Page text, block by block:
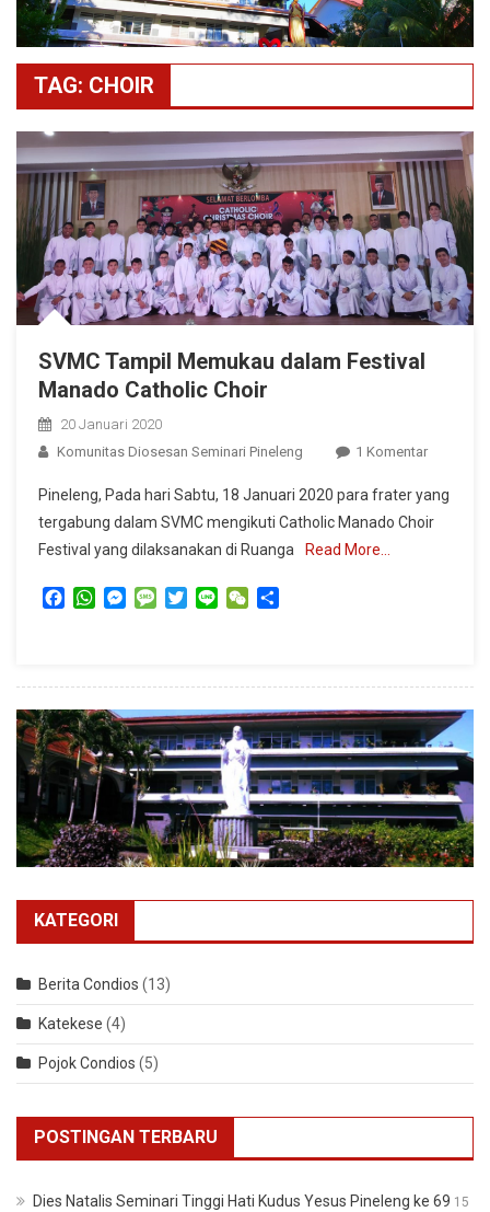
TAG: CHOIR
SVMC Tampil Memukau dalam Festival
Manado Catholic Choir
20 Januari 2020
Komunitas Diosesan Seminari Pineleng
1 KomentarPada
Tampil
Memukau
Pineleng, Pada hari Sabtu, 18 Januari 2020 para frater yang
tergabung dalam SVMC mengikuti Catholic Manado Choir
Festival yang dilaksanakan di Ruanga
Read More…
FacebookWhatsApp
Messenger
Message
Twitter
Line WeChat
KATEGORI
Berita Condios (13)
Katekese (4)
Pojok Condios (5)
POSTINGAN TERBARU
Dies Natalis Seminari Tinggi Hati Kudus Yesus Pineleng ke 69 15